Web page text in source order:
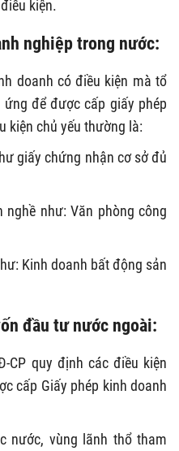
kiện.
nghiệp trong nước:
doanh có điều kiện mà tổ
để được cấp giấy phép
kiện chủ yếu thường là:
giấy chứng nhận cơ sở đủ
như: Văn phòng công
Kinh doanh bất động sản
đầu tư nước ngoài:
CP quy định các điều kiện
cấp Giấy phép kinh doanh
nước, vùng lãnh thổ tham